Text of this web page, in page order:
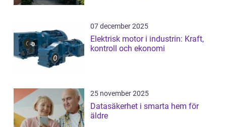
07 december 2025
Elektrisk motor i industrin: Kraft,
kontroll och ekonomi
25 november 2025
Datasäkerhet i smarta hem för
äldre